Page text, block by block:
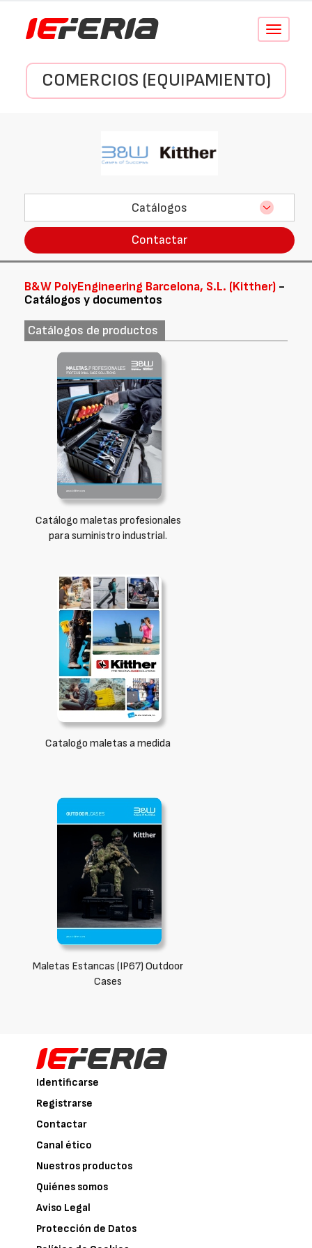
Conmutar
COMERCIOS (EQUIPAMIENTO)
Catálogos
Contactar
B&W PolyEngineering Barcelona, S.L. (Kitther) -
Catálogos y documentos
Catálogos de productos
Catálogo maletas profesionales
para suministro industrial.
Catalogo maletas a medida
Maletas Estancas (IP67) Outdoor
Cases
Identificarse
Registrarse
Contactar
Canal ético
Nuestros productos
Quiénes somos
Aviso Legal
Protección de Datos